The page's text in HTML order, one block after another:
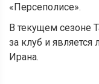
«Персеполисе».
В текущем сезоне
за клуб и
Ирана.